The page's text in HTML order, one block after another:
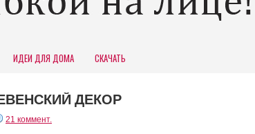
ИДЕИ ДЛЯ ДОМА СКАЧАТЬ
ДЕКОР
21 коммент.